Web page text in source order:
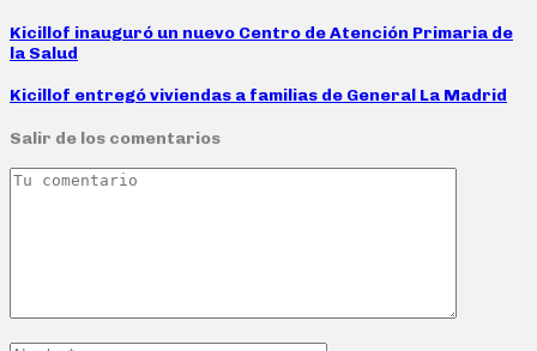
Kicillof inauguró un nuevo Centro de Atención Primaria de
la Salud
Kicillof entregó viviendas a familias de General La Madrid
Salir de los comentarios